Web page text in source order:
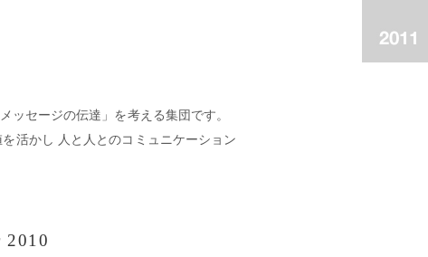
ッセージの伝達」を考える集団です。
活かし 人と人とのコミュニケーション
2010